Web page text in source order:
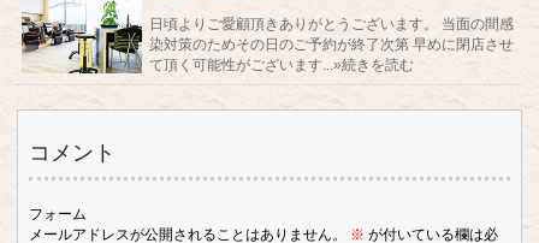
日頃よりご愛顧頂きありがとうございます。 当面の間感
染対策のためその日のご予約が終了次第 早めに閉店させ
て頂く可能性がございます...»続きを読む
コメント
フォーム
メールアドレスが公開されることはありません。
※ が付いている欄は必